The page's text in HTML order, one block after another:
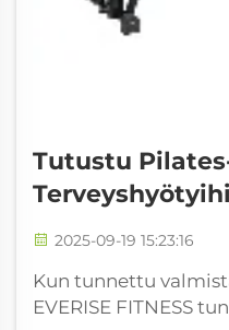
Tutustu
2025-09-19 15:23:16
Kun tunnettu
EVERISE FITNESS